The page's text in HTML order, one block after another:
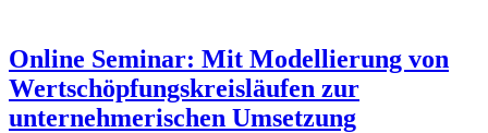
Online Seminar: Mit Modellierung von
Wertschöpfungskreisläufen zur
unternehmerischen Umsetzung